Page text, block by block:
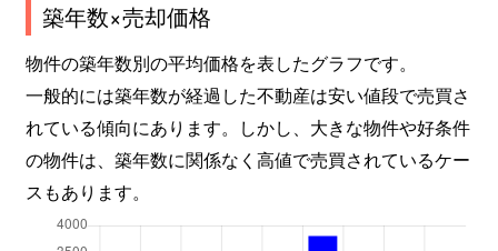
築年数×売却価格
物件の築年数別の平均価格を表したグラフです。
一般的には築年数が経過した不動産は安い値段で売買さ
れている傾向にあります。しかし、大きな物件や好条件
の物件は、築年数に関係なく高値で売買されているケー
スもあります。